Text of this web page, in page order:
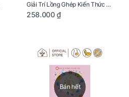
Giải Trí Lồng Ghép Kiến Thức Và
Lời Khuyên Mang Thai Bổ Ích
258.000 ₫
Bán hết